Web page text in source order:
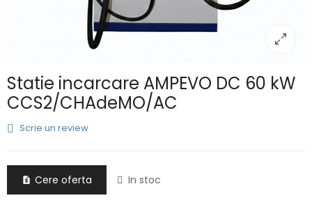
Statie incarcare AMPEVO DC 60 kW
CCS2/CHAdeMO/AC
Scrie un review
 Cere oferta In stoc